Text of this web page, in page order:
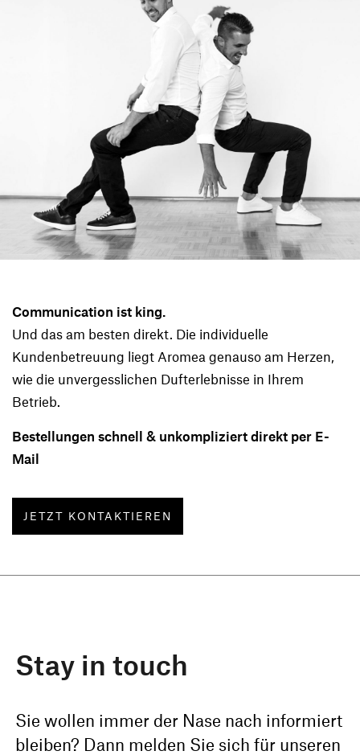
Die Nase isst mit. Das beste Restaurant
befindet sich in alten Gemäuern. Die
Schauküche mixt die Odeurs von Fett mit
Spülmittel. Gerüche aller Art sind in der
Gastronomie normal. Aber: Alle Sinne essen
mit. So wird dem Gast schon im
Eingangsbereich durch gezieltes Duftmarketing
Appetit auf mehr gemacht. Denn auch der erste
Eindruck zählt.
CLUBS & BARS
Ob ehemalige Raucherbar, Tanzclub oder edler
Cocktail- Tresen: Die Nase entscheidet mit ob
uns gefällt, was wir sehen. Ein entscheidender
sich ein neues Problem auf. Wohin mit dem
Communication ist king.
Und das am besten direkt. Die individuelle
Kundenbetreuung liegt Aromea genauso am Herzen,
wie die unvergesslichen Dufterlebnisse in Ihrem
Betrieb.
Bestellungen schnell & unkompliziert direkt per E-
Mail
JETZT KONTAKTIEREN
Stay in touch
Sie wollen immer der Nase nach informiert
bleiben? Dann melden Sie sich für unseren